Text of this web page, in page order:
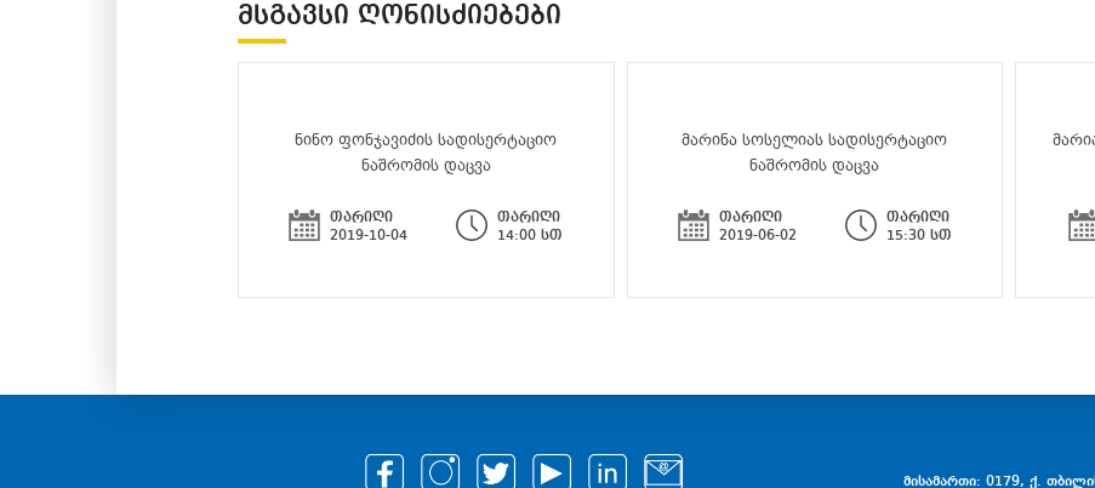
ᲛᲡᲒᲐᲕᲡᲘ ᲦᲝᲜᲘᲡᲫᲘᲔᲑᲔᲑᲘ
ნინო ფონჯავიძის სადისერტაციო
ნაშრომის დაცვა
თარიღი
2019-10-04
თარიღი
14:00 სთ
მარინა სოსელიას სადისერტაციო
ნაშრომის დაცვა
თარიღი
2019-06-02
თარიღი
15:30 სთ
მისამართი: 0179, ქ.